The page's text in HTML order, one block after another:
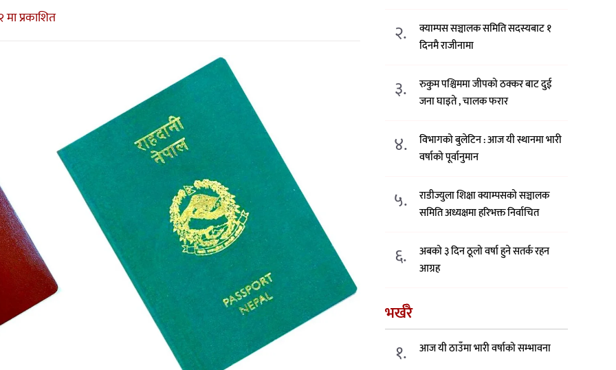
प्रकाशित
२.
क्याम्पस सञ्चालक समिति सदस्यबाट १
दिनमै राजीनामा
३.
रुकुम पश्चिममा जीपको ठक्कर बाट दुई
जना घाइते , चालक फरार
४.
विभागको बुलेटिन : आज यी स्थानमा भारी
वर्षाको पूर्वानुमान
५.
राडीज्युला शिक्षा क्याम्पसको सञ्चालक
समिति अध्यक्षमा हरिभक्त निर्वाचित
६.
अबको ३ दिन ठूलो वर्षा हुने सतर्क रहन
आग्रह
भर्खरै
१. आज यी ठाउँमा भारी वर्षाको सम्भावना